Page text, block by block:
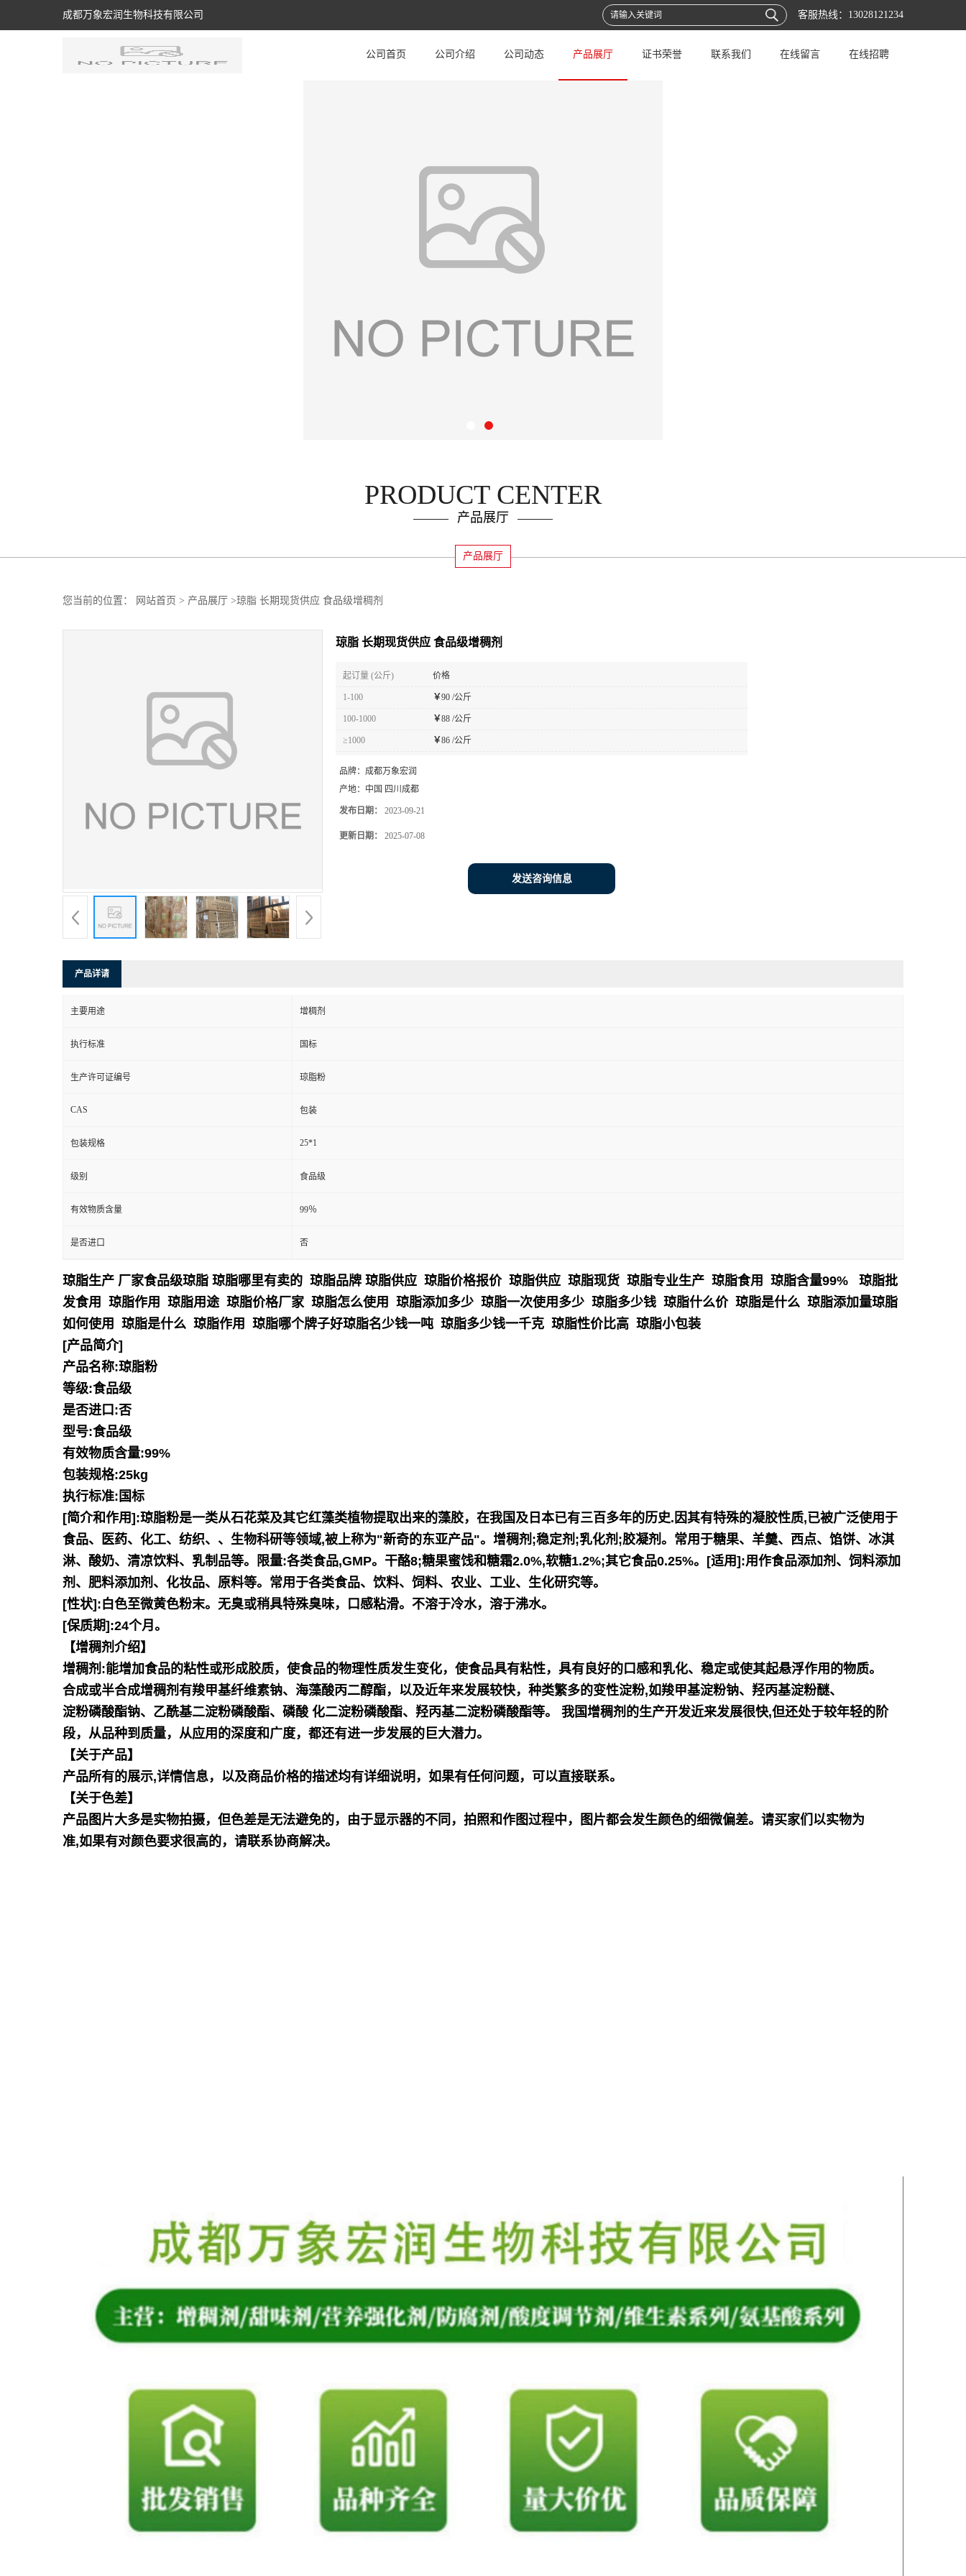
成都万象宏润生物科技有限公司 客服热线： 13028121234
公司首页 公司介绍 公司动态 产品展厅 证书荣誉 联系我们 在线留言 在线招聘
PRODUCT CENTER
产品展厅
产品展厅
您当前的位置： 网站首页 > 产品展厅 >琼脂 长期现货供应 食品级增稠剂
琼脂 长期现货供应 食品级增稠剂
起订量 (公斤) 价格
1-100 ￥90 /公斤
100-1000 ￥88 /公斤
≥1000 ￥86 /公斤
品牌： 成都万象宏润
产地： 中国 四川成都
发布日期： 2023-09-21
更新日期： 2025-07-08
发送咨询信息
产品详请
主要用途 增稠剂
执行标准 国标
生产许可证编号 琼脂粉
CAS 包装
包装规格 25*1
级别 食品级
有效物质含量 99％
是否进口 否
琼脂生产 厂家食品级琼脂 琼脂哪里有卖的 琼脂品牌 琼脂供应 琼脂价格报价 琼脂供应 琼脂现货 琼脂专业生产 琼脂食用 琼脂含量99% 琼脂批
发食用 琼脂作用 琼脂用途 琼脂价格厂家 琼脂怎么使用 琼脂添加多少 琼脂一次使用多少 琼脂多少钱 琼脂什么价 琼脂是什么 琼脂添加量琼脂
如何使用 琼脂是什么 琼脂作用 琼脂哪个牌子好琼脂名少钱一吨 琼脂多少钱一千克 琼脂性价比高 琼脂小包装
[产品简介]
产品名称:琼脂粉
等级:食品级
是否进口:否
型号:食品级
有效物质含量:99%
包装规格:25kg
执行标准:国标
[简介和作用]:琼脂粉是一类从石花菜及其它红藻类植物提取出来的藻胶，在我国及日本已有三百多年的历史.因其有特殊的凝胶性质,已被广泛使用于
食品、医药、化工、纺织、、生物科研等领域,被上称为"新奇的东亚产品"。增稠剂;稳定剂;乳化剂;胶凝剂。常用于糖果、羊羹、西点、馅饼、冰淇
淋、酸奶、清凉饮料、乳制品等。限量:各类食品,GMP。干酪8;糖果蜜饯和糖霜2.0%,软糖1.2%;其它食品0.25%。[适用]:用作食品添加剂、饲料添加
剂、肥料添加剂、化妆品、原料等。常用于各类食品、饮料、饲料、农业、工业、生化研究等。
[性状]:白色至微黄色粉末。无臭或稍具特殊臭味，口感粘滑。不溶于冷水，溶于沸水。
[保质期]:24个月。
【增稠剂介绍】
增稠剂:能增加食品的粘性或形成胶质，使食品的物理性质发生变化，使食品具有粘性，具有良好的口感和乳化、稳定或使其起悬浮作用的物质。
合成或半合成增稠剂有羧甲基纤维素钠、海藻酸丙二醇酯，以及近年来发展较快，种类繁多的变性淀粉,如羧甲基淀粉钠、羟丙基淀粉醚、
淀粉磷酸酯钠、乙酰基二淀粉磷酸酯、磷酸 化二淀粉磷酸酯、羟丙基二淀粉磷酸酯等。 我国增稠剂的生产开发近来发展很快,但还处于较年轻的阶
段，从品种到质量，从应用的深度和广度，都还有进一步发展的巨大潜力。
【关于产品】
产品所有的展示,详情信息，以及商品价格的描述均有详细说明，如果有任何问题，可以直接联系。
【关于色差】
产品图片大多是实物拍摄，但色差是无法避免的，由于显示器的不同，拍照和作图过程中，图片都会发生颜色的细微偏差。请买家们以实物为
准,如果有对颜色要求很高的，请联系协商解决。